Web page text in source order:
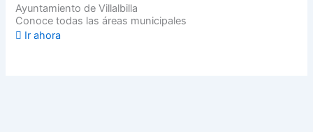
Ayuntamiento de Villalbilla
Conoce todas las áreas municipales
Ir ahora